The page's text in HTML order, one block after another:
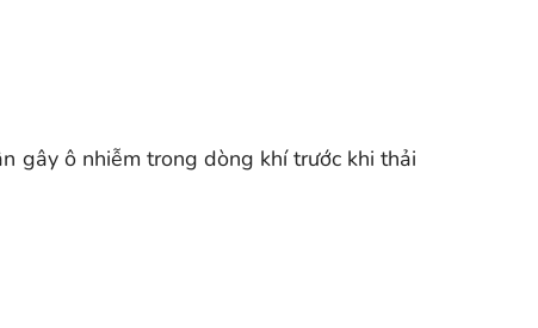
gây ô nhiễm trong dòng khí trước khi thải